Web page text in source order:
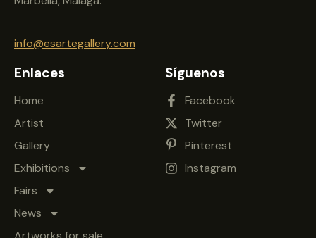
info@esartegallery.com
Enlaces
Home
Artist
Gallery
Exhibitions
Fairs
News
Síguenos
Facebook
Twitter
Pinterest
Instagram